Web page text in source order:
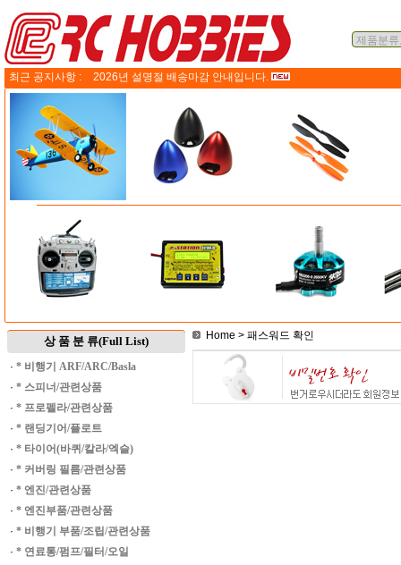
최근 공지사항 : 2026년 설명절 배송마감 안내입니다.
상 품 분 류(Full List)
· * 비행기 ARF/ARC/Basla
· * 스피너/관련상품
· * 프로펠라/관련상품
· * 랜딩기어/플로트
· * 타이어(바퀴/칼라/엑슬)
· * 커버링 필름/관련상품
· * 엔진/관련상품
· * 엔진부품/관련상품
· * 비행기 부품/조립/관련상품
· * 연료통/펌프/필터/오일
Home > 패스워드 확인